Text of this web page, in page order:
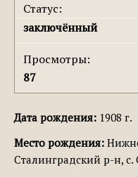
Статус:
заключённый
Просмотры:
87
Дата рождения: 1908 г.
Место рождения:
Сталинградский р-н,